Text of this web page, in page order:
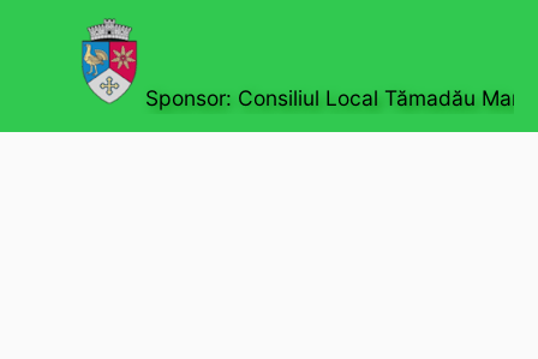
Sponsor: Consiliul Local Tămadău Mare